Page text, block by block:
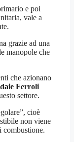
e poi
vale a
grazie ad una
manopole che
che azionano
Ferroli
settore.
cioè
non viene
combustione.